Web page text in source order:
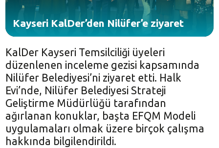
Kayseri KalDer’den Nilüfer’e ziyaret
KalDer Kayseri Temsilciliği üyeleri
düzenlenen inceleme gezisi kapsamında
Nilüfer Belediyesi’ni ziyaret etti. Halk
Evi’nde, Nilüfer Belediyesi Strateji
Geliştirme Müdürlüğü tarafından
ağırlanan konuklar, başta EFQM Modeli
uygulamaları olmak üzere birçok çalışma
hakkında bilgilendirildi.